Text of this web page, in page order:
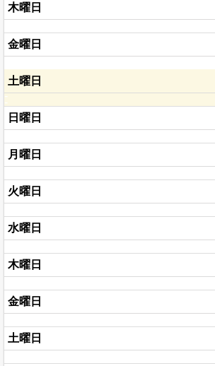
木曜日
金曜日
土曜日
日曜日
月曜日
火曜日
水曜日
木曜日
金曜日
土曜日